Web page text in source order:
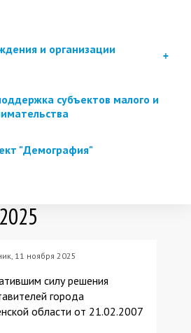
и организации
субъектов малого и
"Демография"
11 ноября 2025
силу решения
города
области от 21.02.2007